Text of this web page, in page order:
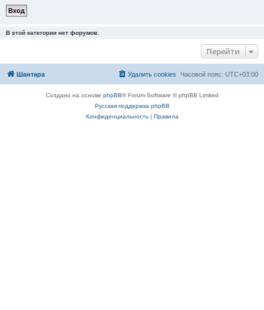
В этой категории нет форумов.
Перейти
Шантара Часовой пояс: UTC+03:00
Удалить cookies
Создано на основе phpBB® Forum Software © phpBB Limited
Русская поддержка phpBB
Конфиденциальность| Правила